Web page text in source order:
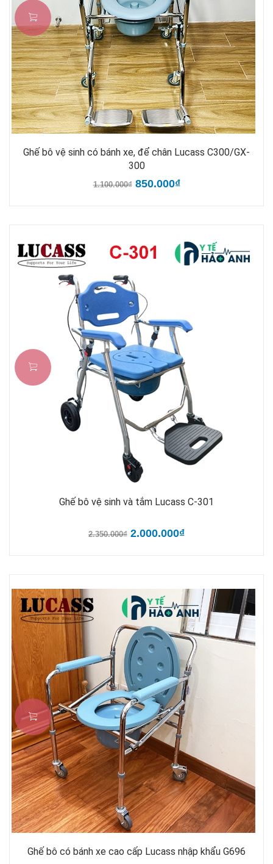
Ghế bô vệ sinh có bánh xe, để chân Lucass C300/GX-
300
1.100.000₫850.000₫
Ghế bô vệ sinh và tắm Lucass C-301
2.350.000₫ 2.000.000₫
Ghế bô có bánh xe cao cấp Lucass nhập khẩu G696